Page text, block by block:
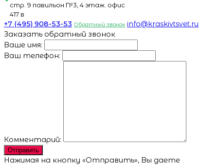
стр. 9 павильон №3, 4 этаж. офис
417 в
+7 (495) 908-53-53 Обратный звонок info@kraskivtsvet.ru
Заказать обратный звонок
Ваше имя:
Ваш телефон:
Комментарий:
Отправить
Нажимая на кнопку «Отправить», Вы даете